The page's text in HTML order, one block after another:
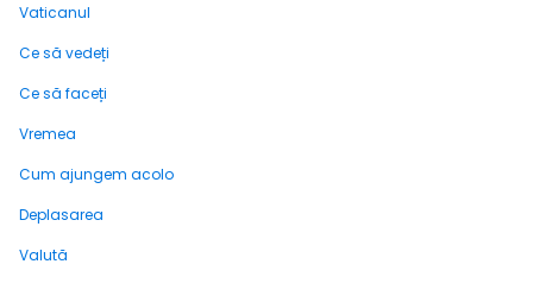
Vaticanul
Ce să vedeți
Ce să faceți
Vremea
Cum ajungem acolo
Deplasarea
Valută